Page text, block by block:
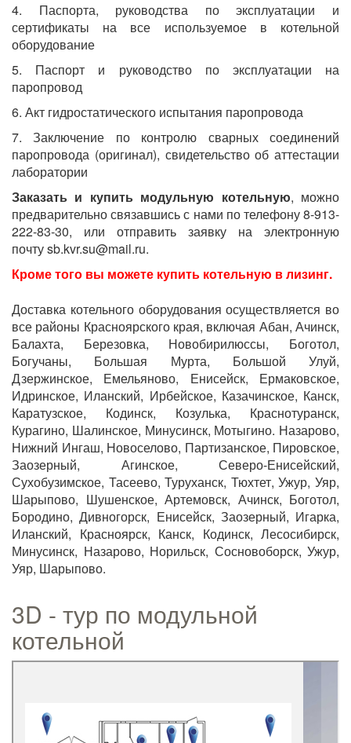
4. Паспорта, руководства по эксплуатации и
сертификаты на все используемое в котельной
оборудование
5. Паспорт и руководство по эксплуатации на
паропровод
6. Акт гидростатического испытания паропровода
7. Заключение по контролю сварных соединений
паропровода (оригинал), свидетельство об аттестации
лаборатории
Заказать и купить модульную котельную, можно
предварительно связавшись с нами по телефону 8-913-
222-83-30, или отправить заявку на электронную
почту sb.kvr.su@mail.ru.
Кроме того вы можете купить котельную в лизинг.
Доставка котельного оборудования осуществляется во
все районы Красноярского края, включая Абан, Ачинск,
Балахта, Березовка, Новобирилюссы, Боготол,
Богучаны, Большая Мурта, Большой Улуй,
Дзержинское, Емельяново, Енисейск, Ермаковское,
Идринское, Иланский, Ирбейское, Казачинское, Канск,
Каратузское, Кодинск, Козулька, Краснотуранск,
Курагино, Шалинское, Минусинск, Мотыгино. Назарово,
Нижний Ингаш, Новоселово, Партизанское, Пировское,
Заозерный, Агинское, Северо-Енисейский,
Сухобузимское, Тасеево, Туруханск, Тюхтет, Ужур, Уяр,
Шарыпово, Шушенское, Артемовск, Ачинск, Боготол,
Бородино, Дивногорск, Енисейск, Заозерный, Игарка,
Иланский, Красноярск, Канск, Кодинск, Лесосибирск,
Минусинск, Назарово, Норильск, Сосновоборск, Ужур,
Уяр, Шарыпово.
3D - тур по модульной
котельной